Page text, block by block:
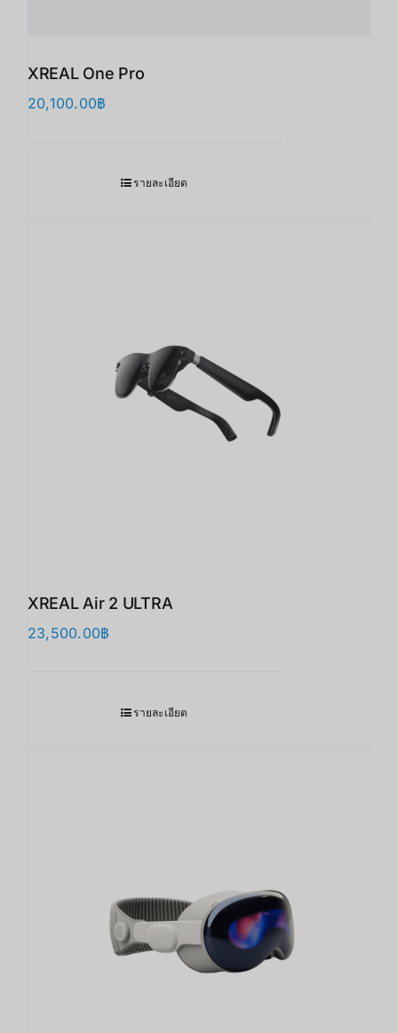
XREAL One Pro
20,100.00฿
รายละเอียด
XREAL Air 2 ULTRA
23,500.00฿
รายละเอียด